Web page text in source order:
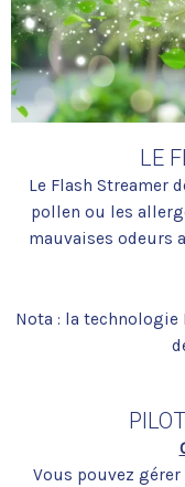
LE
Le Flash Streamer
pollen ou les
mauvaises odeurs
Nota : la technologie
Vous pouvez